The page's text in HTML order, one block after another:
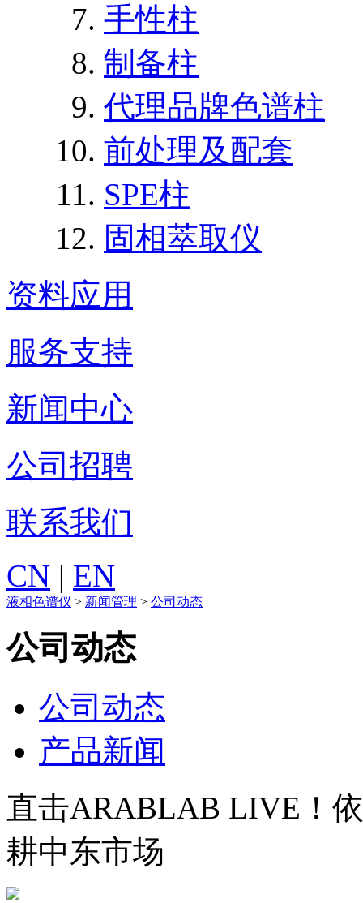
手性柱
制备柱
代理品牌色谱柱
前处理及配套
SPE柱
固相萃取仪
资料应用
服务支持
新闻中心
公司招聘
联系我们
CN | EN
液相色谱仪 > 新闻管理 > 公司动态
公司动态
公司动态
产品新闻
直击ARABLAB LIVE！
耕中东市场